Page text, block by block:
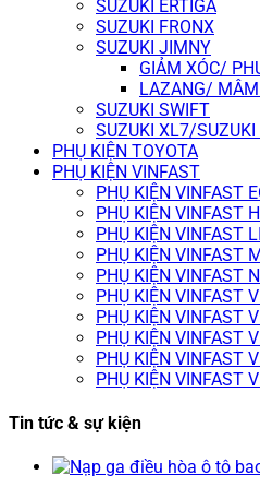
SUZUKI ERTIGA
SUZUKI FRONX
SUZUKI JIMNY
GIẢM XÓC/
LAZANG/
SUZUKI SWIFT
SUZUKI XL7/SUZUKI
PHỤ KIỆN TOYOTA
PHỤ KIỆN VINFAST
PHỤ KIỆN VINFAST
PHỤ KIỆN VINFAST
PHỤ KIỆN VINFAST
PHỤ KIỆN VINFAST
PHỤ KIỆN VINFAST
PHỤ KIỆN VINFAST
PHỤ KIỆN VINFAST
PHỤ KIỆN VINFAST
PHỤ KIỆN VINFAST
PHỤ KIỆN VINFAST
Tin tức & sự kiện